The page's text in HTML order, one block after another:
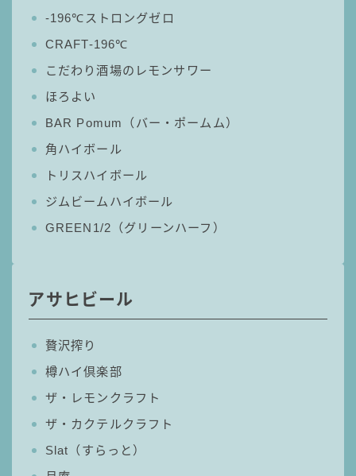
ザ・カクテルクラフト
Slat(すらっと）
月庵
クリアクーラー
FRUITZER (フルーツァー）
サッポロ
濃いめのレモンサワー
三ツ星グレフルサワー
99.99（フォーナイン）
キレートレモンサワー
WATER SOUR(ウォーターサワ)
宝酒造
焼酎ハイボール
タカラCANチューハイ
宝焼酎のお茶割りシリーズ
‐196℃ストロングゼロ
CRAFT-196℃
こだわり酒場のレモンサワー
ほろよい
BAR Pomum（バー・ポームム）
角ハイボール
トリスハイボール
ジムビームハイボール
GREEN1/2（グリーンハーフ）
アサヒビール
贅沢搾り
樽ハイ倶楽部
ザ・レモンクラフト
ザ・カクテルクラフト
Slat（すらっと）